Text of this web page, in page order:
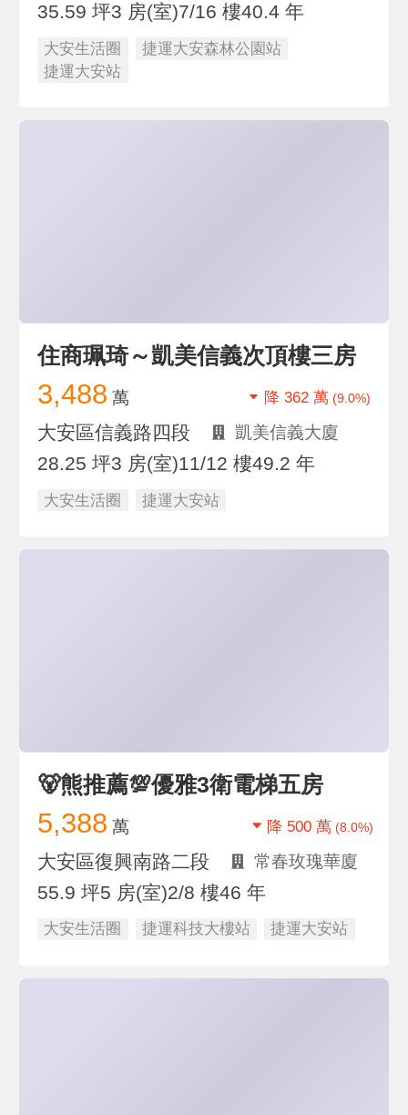
35.59 坪3 房(室)7/16 樓40.4 年
大安生活圈
捷運大安森林公園站
捷運大安站
住商珮琦～凱美信義次頂樓三房
3,488 萬 降 362 萬 (9.0%)
大安區信義路四段 凱美信義大廈
28.25 坪3 房(室)11/12 樓49.2 年
大安生活圈 捷運大安站
🐻熊推薦💯優雅3衛電梯五房
5,388 萬 降 500 萬 (8.0%)
大安區復興南路二段 常春玫瑰華廈
55.9 坪5 房(室)2/8 樓46 年
大安生活圈 捷運科技大樓站 捷運大安站